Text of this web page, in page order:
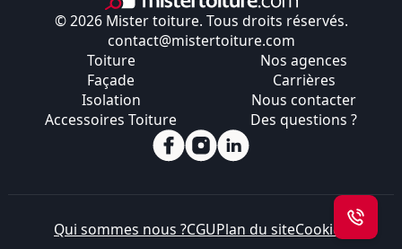
© 2026 Mister toiture. Tous droits réservés.
contact@mistertoiture.com
Toiture
Façade
Isolation
Accessoires Toiture
Nos agences
Carrières
Nous contacter
Des questions ?
Qui sommes nous ?CGUPlan du siteCookies